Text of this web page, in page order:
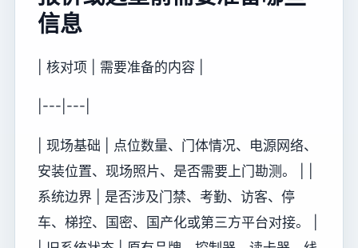
信息
| 核对项 | 需要准备的内容 |
|---|---|
| 现场基础 | 点位数量、门体情况、电源网络、
安装位置、现场照片、是否需要上门勘测。 | |
系统边界 | 是否涉及门禁、考勤、访客、停
车、梯控、国密、国产化或第三方平台对接。 |